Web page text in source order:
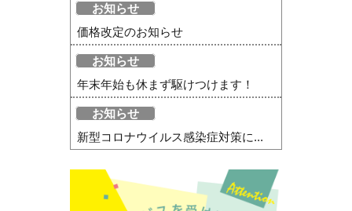
お知らせ
価格改定のお知らせ
お知らせ
年末年始も休まず駆けつけます！
お知らせ
新型コロナウイルス感染症対策に...